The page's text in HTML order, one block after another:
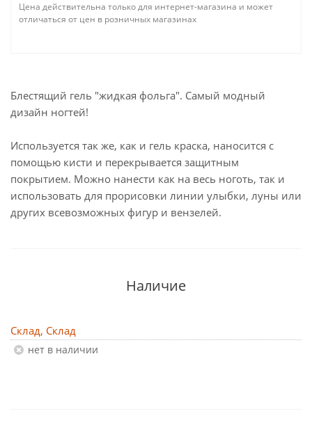
Цена действительна только для интернет-магазина и может
отличаться от цен в розничных магазинах
Блестящий гель "жидкая фольга". Самый модный
дизайн ногтей!
Используется так же, как и гель краска, наносится с
помощью кисти и перекрывается защитным
покрытием. Можно нанести как на весь ноготь, так и
использовать для прорисовки линии улыбки, луны или
других всевозможных фигур и вензелей.
Наличие
Склад, Склад
Нет в наличии